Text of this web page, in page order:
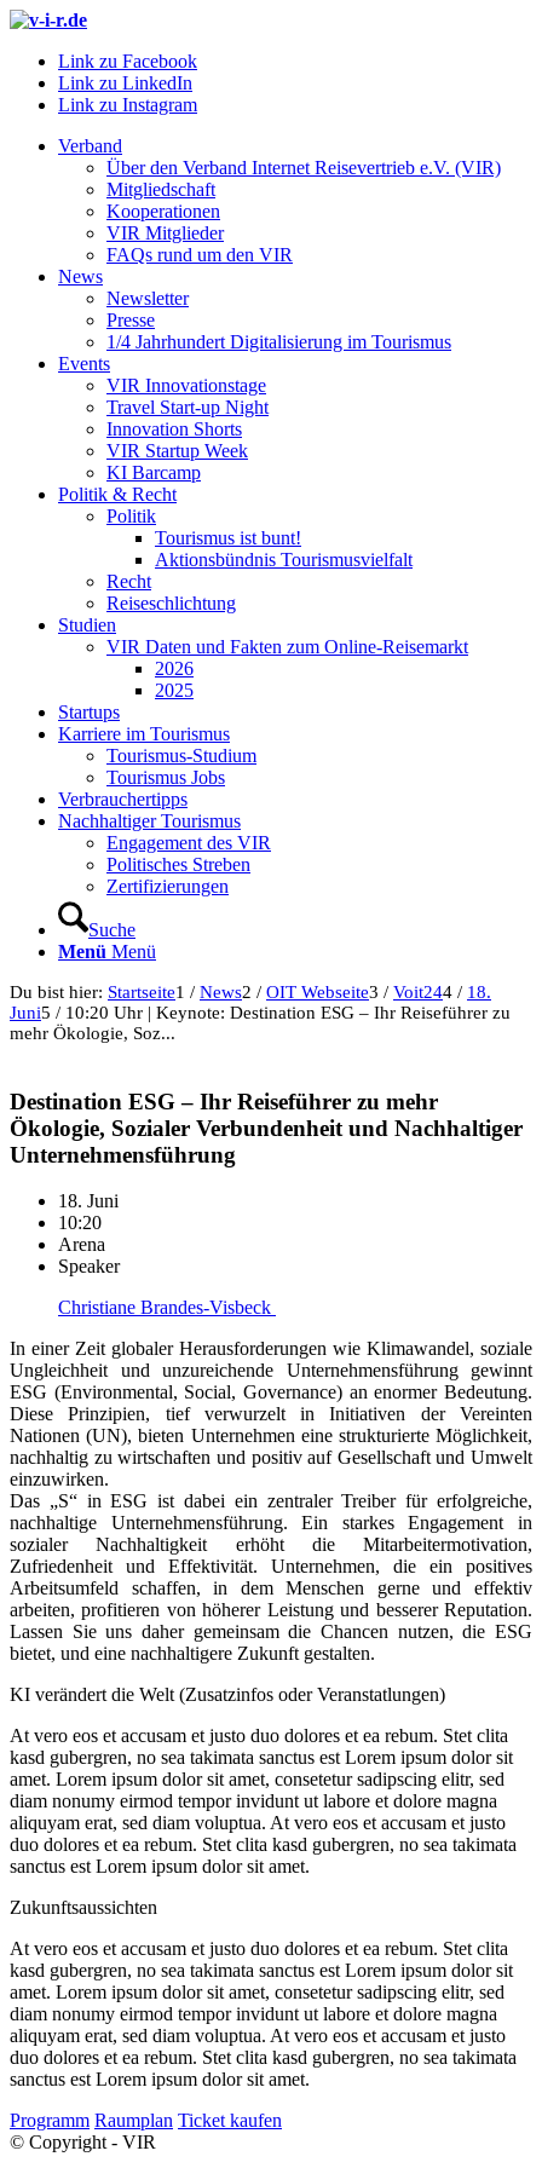
Link zu Facebook
Link zu LinkedIn
Link zu Instagram
Verband
Über den Verband Internet Reisevertrieb e.V. (VIR)
Mitgliedschaft
Kooperationen
VIR Mitglieder
FAQs rund um den VIR
News
Newsletter
Presse
1/4 Jahrhundert Digitalisierung im Tourismus
Events
VIR Innovationstage
Travel Start-up Night
Innovation Shorts
VIR Startup Week
KI Barcamp
Politik & Recht
Politik
Tourismus ist bunt!
Aktionsbündnis Tourismusvielfalt
Recht
Reiseschlichtung
Studien
VIR Daten und Fakten zum Online-Reisemarkt
2026
2025
Startups
Karriere im Tourismus
Tourismus-Studium
Tourismus Jobs
Verbrauchertipps
Nachhaltiger Tourismus
Engagement des VIR
Politisches Streben
Zertifizierungen
Suche
Menü Menü
Du bist hier: Startseite1 / News2 / OIT Webseite3 / Voit244 / 18.
Juni5 / 10:20 Uhr | Keynote: Destination ESG – Ihr Reiseführer zu
mehr Ökologie, Soz...
Destination ESG – Ihr Reiseführer zu mehr
Ökologie, Sozialer Verbundenheit und Nachhaltiger
Unternehmensführung
18. Juni
10:20
Arena
Speaker
Christiane Brandes-Visbeck
In einer Zeit globaler Herausforderungen wie Klimawandel, soziale
Ungleichheit und unzureichende Unternehmensführung gewinnt
ESG (Environmental, Social, Governance) an enormer Bedeutung.
Diese Prinzipien, tief verwurzelt in Initiativen der Vereinten
Nationen (UN), bieten Unternehmen eine strukturierte Möglichkeit,
nachhaltig zu wirtschaften und positiv auf Gesellschaft und Umwelt
einzuwirken.
Das „S“ in ESG ist dabei ein zentraler Treiber für erfolgreiche,
nachhaltige Unternehmensführung. Ein starkes Engagement in
sozialer Nachhaltigkeit erhöht die Mitarbeitermotivation,
Zufriedenheit und Effektivität. Unternehmen, die ein positives
Arbeitsumfeld schaffen, in dem Menschen gerne und effektiv
arbeiten, profitieren von höherer Leistung und besserer Reputation.
Lassen Sie uns daher gemeinsam die Chancen nutzen, die ESG
bietet, und eine nachhaltigere Zukunft gestalten.
KI verändert die Welt (Zusatzinfos oder Veranstatlungen)
At vero eos et accusam et justo duo dolores et ea rebum. Stet clita
kasd gubergren, no sea takimata sanctus est Lorem ipsum dolor sit
amet. Lorem ipsum dolor sit amet, consetetur sadipscing elitr, sed
diam nonumy eirmod tempor invidunt ut labore et dolore magna
aliquyam erat, sed diam voluptua. At vero eos et accusam et justo
duo dolores et ea rebum. Stet clita kasd gubergren, no sea takimata
sanctus est Lorem ipsum dolor sit amet.
Zukunftsaussichten
At vero eos et accusam et justo duo dolores et ea rebum. Stet clita
kasd gubergren, no sea takimata sanctus est Lorem ipsum dolor sit
amet. Lorem ipsum dolor sit amet, consetetur sadipscing elitr, sed
diam nonumy eirmod tempor invidunt ut labore et dolore magna
aliquyam erat, sed diam voluptua. At vero eos et accusam et justo
duo dolores et ea rebum. Stet clita kasd gubergren, no sea takimata
sanctus est Lorem ipsum dolor sit amet.
Programm Raumplan Ticket kaufen
© Copyright - VIR